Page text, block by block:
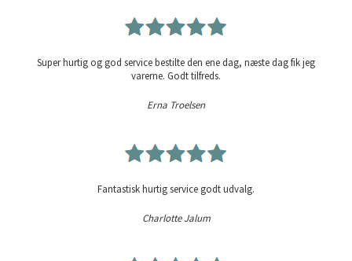
Super hurtig og god service bestilte den ene dag, næste dag fik jeg
varerne. Godt tilfreds.
Erna Troelsen
Fantastisk hurtig service godt udvalg.
Charlotte Jalum